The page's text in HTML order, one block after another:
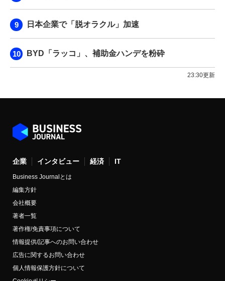
日本企業で「脱オラクル」加速
BYD「ラッコ」、補助金ハンデを粉砕
23:30更新
企業 インタビュー 経済 IT
Business Journalとは
編集方針
会社概要
著者一覧
著作権/免責事項について
情報提供/記事へのお問い合わせ
広告に関するお問い合わせ
個人情報保護方針について